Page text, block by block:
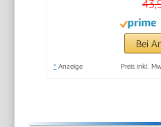
Bei
* Anzeige Preis inkl.